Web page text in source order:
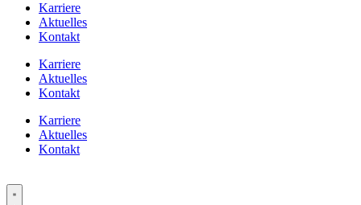
Karriere
Aktuelles
Kontakt
Karriere
Aktuelles
Kontakt
Karriere
Aktuelles
Kontakt